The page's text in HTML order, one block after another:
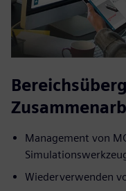
Management von
Wiederverwenden